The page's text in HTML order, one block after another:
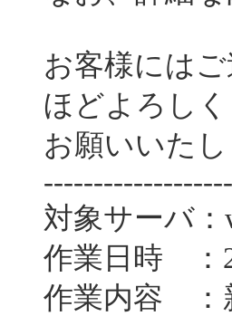
お客様には
ほどよろしく
お願いいたし
対象サーバ：
作業日時 ：
作業内容 ：